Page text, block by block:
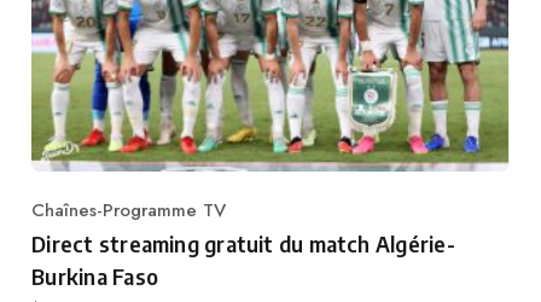
Category
Chaînes-Programme TV
Direct streaming gratuit du match Algérie-
Burkina Faso